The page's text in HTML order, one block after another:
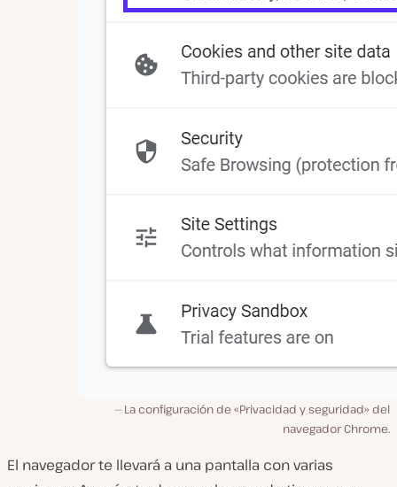
La configuración de «Privacidad y seguridad» del
navegador Chrome.
El navegador te llevará a una pantalla con varias